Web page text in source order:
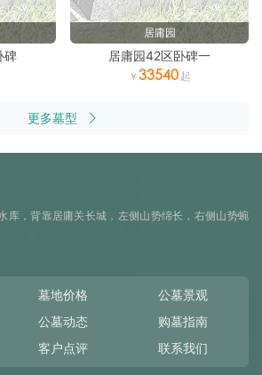
碑
居庸园
居庸园42区卧碑一
33540
更多墓型
库，背靠居庸关长城，左侧山势绵长，右侧山势蜿
墓地价格
公墓景观
公墓动态
购墓指南
客户点评 联系我们